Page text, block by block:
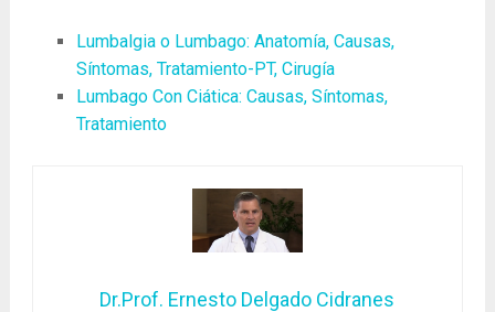
Lumbalgia o Lumbago: Anatomía, Causas,
Síntomas, Tratamiento-PT, Cirugía
Lumbago Con Ciática: Causas, Síntomas,
Tratamiento
Dr.Prof. Ernesto Delgado Cidranes